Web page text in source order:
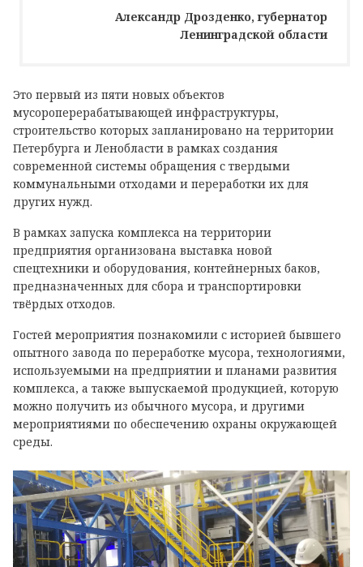
Александр Дрозденко, губернатор
Ленинградской области
Это первый из пяти новых объектов
мусороперерабатывающей инфраструктуры,
строительство которых запланировано на территории
Петербурга и Ленобласти в рамках создания
современной системы обращения с твердыми
коммунальными отходами и переработки их для
других нужд.
В рамках запуска комплекса на территории
предприятия организована выставка новой
спецтехники и оборудования, контейнерных баков,
предназначенных для сбора и транспортировки
твёрдых отходов.
Гостей мероприятия познакомили с историей бывшего
опытного завода по переработке мусора, технологиями,
используемыми на предприятии и планами развития
комплекса, а также выпускаемой продукцией, которую
можно получить из обычного мусора, и другими
мероприятиями по обеспечению охраны окружающей
среды.